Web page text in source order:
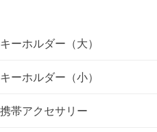
ー
シ
ョ
キーホルダー（大）
キーホルダー（小）
携帯アクセサリー